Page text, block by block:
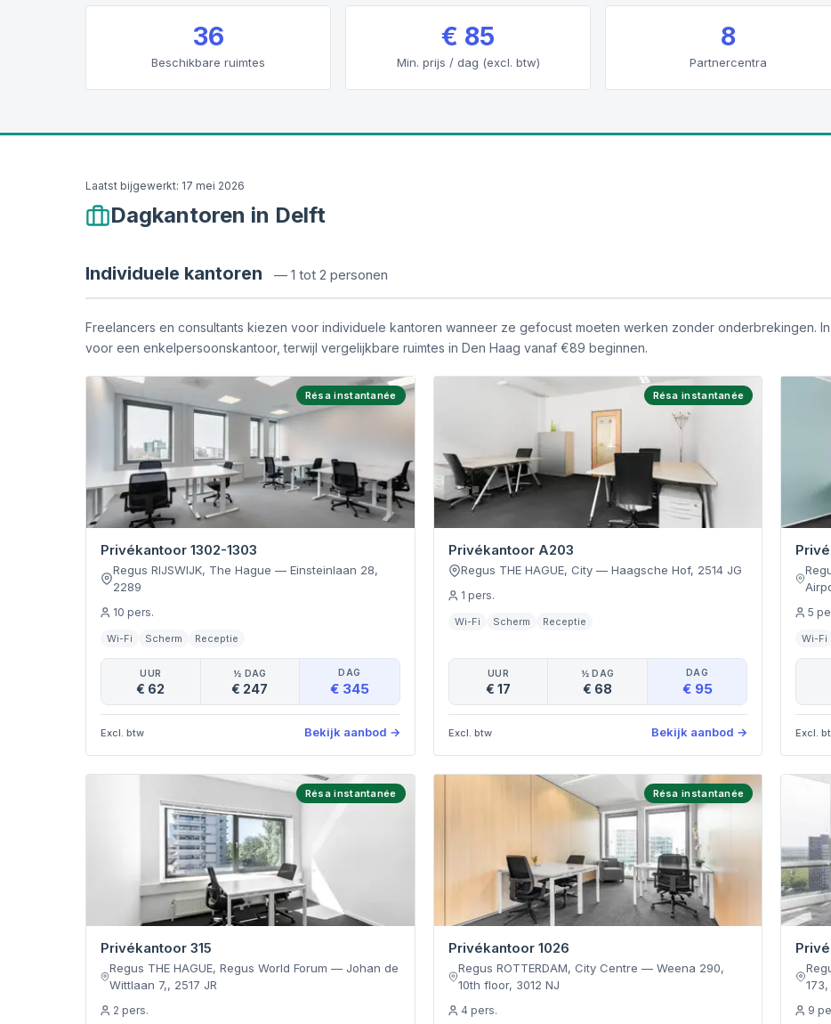
36
Beschikbare ruimtes
€ 85
Min. prijs / dag (excl. btw)
8
Partnercentra
Laatst bijgewerkt: 17 mei 2026
Dagkantoren in Delft
Individuele kantoren — 1 tot 2 personen
Freelancers en consultants kiezen voor individuele kantoren wanneer ze gefocust moeten werken zonder onderbrekingen.
voor een enkelpersoonskantoor, terwijl vergelijkbare ruimtes in Den Haag vanaf €89 beginnen.
Résa instantanée
Privékantoor 1302-1303
Regus RIJSWIJK, The Hague — Einsteinlaan 28,
2289
10 pers.
Wi-Fi Scherm Receptie
UUR
€ 62
½ DAG
€ 247
DAG
€ 345
Excl. btw Bekijk aanbod →
Résa instantanée
Privékantoor A203
Regus THE HAGUE, City — Haagsche Hof, 2514 JG
1 pers.
Wi-Fi Scherm Receptie
UUR
€ 17
½ DAG
€ 68
DAG
€ 95
Excl. btw Bekijk aanbod →
5
Wi-Fi
Excl.
Résa instantanée
Privékantoor 315
Regus THE HAGUE, Regus World Forum — Johan de
Wittlaan 7,, 2517 JR
2 pers.
Résa instantanée
Privékantoor 1026
Regus ROTTERDAM, City Centre — Weena 290,
10th floor, 3012 NJ
4 pers.
173,
9